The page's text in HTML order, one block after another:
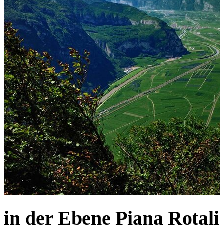
in der Ebene Piana